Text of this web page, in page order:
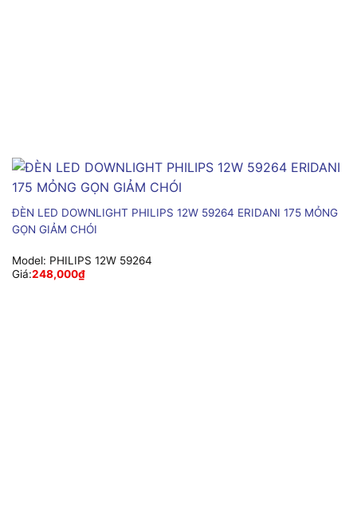
ĐÈN LED DOWNLIGHT PHILIPS 12W 59264 ERIDANI 175 MỎNG
GỌN GIẢM CHÓI
Model: PHILIPS 12W 59264
Giá:248,000₫